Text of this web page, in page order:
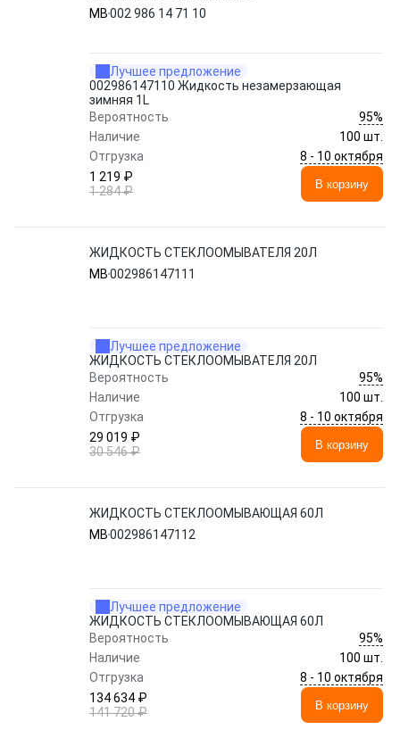
MB002 986 14 71 10
Лучшее предложение
002986147110 Жидкость незамерзающая
зимняя 1L
Вероятность
95%
Наличие
100 шт.
Отгрузка
8 - 10 октября
1 219 ₽
1 284 ₽
В корзину
ЖИДКОСТЬ СТЕКЛООМЫВАТЕЛЯ 20Л
MB002986147111
Лучшее предложение
ЖИДКОСТЬ СТЕКЛООМЫВАТЕЛЯ 20Л
Вероятность
95%
Наличие
100 шт.
Отгрузка
8 - 10 октября
29 019 ₽
30 546 ₽
В корзину
ЖИДКОСТЬ СТЕКЛООМЫВАЮЩАЯ 60Л
MB002986147112
Лучшее предложение
ЖИДКОСТЬ СТЕКЛООМЫВАЮЩАЯ 60Л
Вероятность
95%
Наличие
100 шт.
Отгрузка
8 - 10 октября
134 634 ₽
141 720 ₽
В корзину